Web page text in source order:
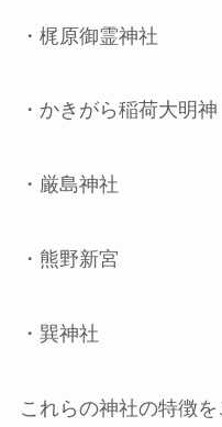
・梶原御霊神社
・かきがら稲荷大明神
・厳島神社
・熊野新宮
・巽神社
これらの神社の特徴を